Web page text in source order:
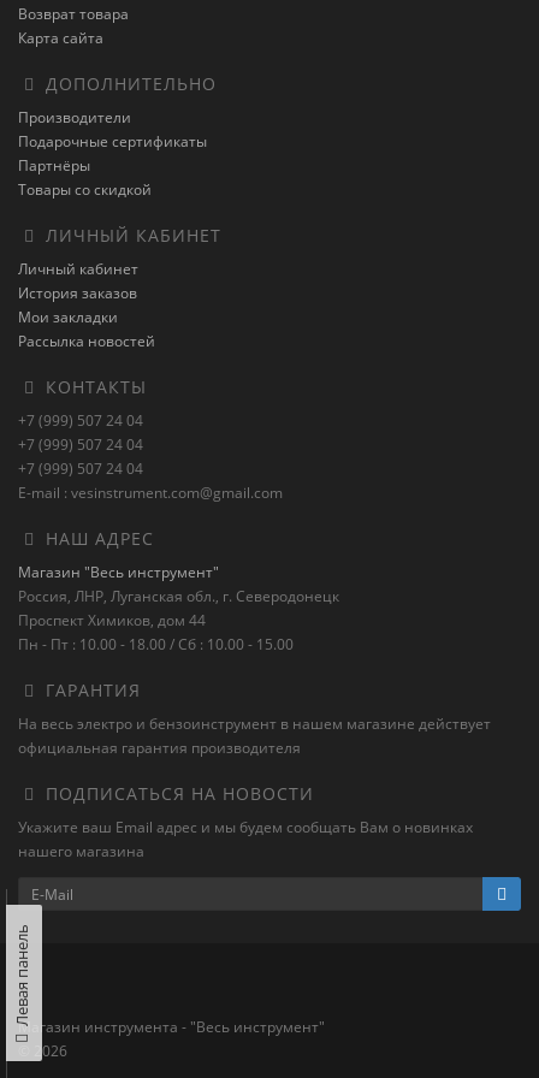
Возврат товара
Карта сайта
ДОПОЛНИТЕЛЬНО
Производители
Подарочные сертификаты
Партнёры
Товары со скидкой
ЛИЧНЫЙ КАБИНЕТ
Личный кабинет
История заказов
Мои закладки
Рассылка новостей
КОНТАКТЫ
+7 (999) 507 24 04
+7 (999) 507 24 04
+7 (999) 507 24 04
E-mail : vesinstrument.com@gmail.com
НАШ АДРЕС
Магазин "Весь инструмент"
Россия, ЛНР, Луганская обл., г. Северодонецк
Проспект Химиков, дом 44
Пн - Пт : 10.00 - 18.00 / Сб : 10.00 - 15.00
ГАРАНТИЯ
На весь электро и бензоинструмент в нашем магазине действует
официальная гарантия производителя
ПОДПИСАТЬСЯ НА НОВОСТИ
Укажите ваш Email адрес и мы будем сообщать Вам о новинках
нашего магазина
Магазин инструмента - "Весь инструмент"
© 2026
Левая панель